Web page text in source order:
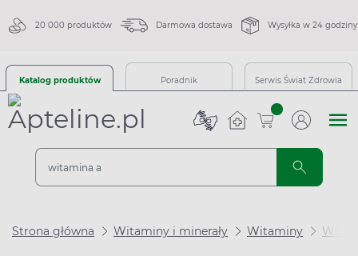
20 000 produktów Darmowa dostawa Wysyłka w 24 godziny
Katalog produktów Poradnik Serwis Świat Zdrowia
sztuk
Strona główna Witaminy i minerały Witaminy